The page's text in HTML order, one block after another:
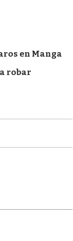
en Manga
robar